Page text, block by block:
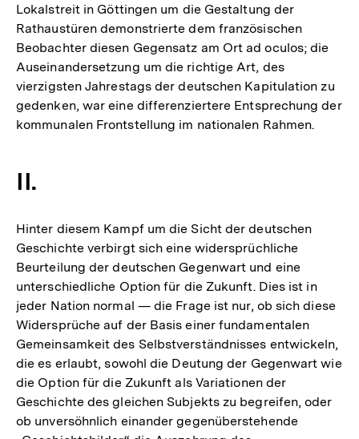
Lokalstreit in Göttingen um die Gestaltung der
Rathaustüren demonstrierte dem französischen
Beobachter diesen Gegensatz am Ort ad oculos; die
Auseinandersetzung um die richtige Art, des
vierzigsten Jahrestags der deutschen Kapitulation zu
gedenken, war eine differenziertere Entsprechung der
kommunalen Frontstellung im nationalen Rahmen.
II.
Hinter diesem Kampf um die Sicht der deutschen
Geschichte verbirgt sich eine widersprüchliche
Beurteilung der deutschen Gegenwart und eine
unterschiedliche Option für die Zukunft. Dies ist in
jeder Nation normal — die Frage ist nur, ob sich diese
Widersprüche auf der Basis einer fundamentalen
Gemeinsamkeit des Selbstverständnisses entwickeln,
die es erlaubt, sowohl die Deutung der Gegenwart wie
die Option für die Zukunft als Variationen der
Geschichte des gleichen Subjekts zu begreifen, oder
ob unversöhnlich einander gegenüberstehende